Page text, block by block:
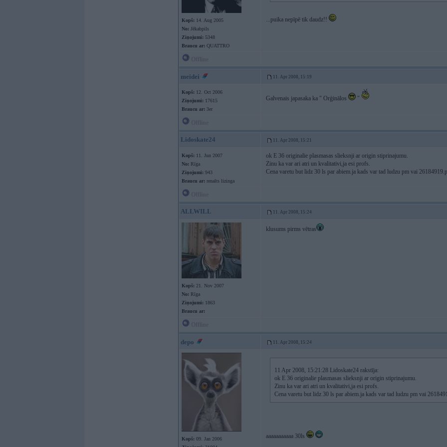
Kopš: 14. Aug 2005
No: Jēkabpils
Ziņojumi: 5348
Braucu ar: QUATTRO
...puika nepīpē tik daudz!!
meidei 11. Apr 2008, 15:19
Kopš: 12. Oct 2006
Ziņojumi: 17615
Braucu ar: 3er
Galvenais japasaka ka " Orģinālos "
Lidoskate24 11. Apr 2008, 15:21
Kopš: 11. Jun 2007
No: Rīga
Ziņojumi: 943
Braucu ar: renalts lizinga
ok E 36 originalie plasmasas slieksnji ar origin stiprinajumu.
Zinu ka var ari atri un kvalitativi,ja esi profs.
Cena varetu but lidz 30 ls par abiem.ja kads var tad ludzu pm vai
ALLWILL 11. Apr 2008, 15:24
Kopš: 21. Nov 2007
No: Rīga
Ziņojumi: 1863
Braucu ar:
klusums pirms vētras
depo 11. Apr 2008, 15:24
Kopš: 09. Jan 2006
11 Apr 2008, 15:21:28 Lidoskate24 rakstīja:
ok E 36 originalie plasmasas slieksnji ar origin stiprinajumu.
Zinu ka var ari atri un kvalitativi,ja esi profs.
Cena varetu but lidz 30 ls par abiem.ja kads var tad ludzu pm vai
aaaaaaaaaaa 30ls